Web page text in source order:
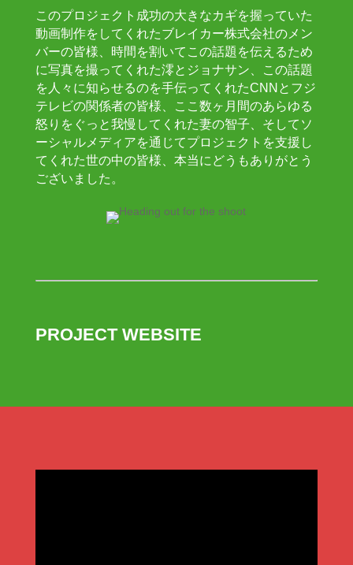
このプロジェクト成功の大きなカギを握っていた
動画制作をしてくれたブレイカー株式会社のメン
バーの皆様、時間を割いてこの話題を伝えるため
に写真を撮ってくれた澪とジョナサン、この話題
を人々に知らせるのを手伝ってくれたCNNとフジ
テレビの関係者の皆様、ここ数ヶ月間のあらゆる
怒りをぐっと我慢してくれた妻の智子、そしてソ
ーシャルメディアを通じてプロジェクトを支援し
てくれた世の中の皆様、本当にどうもありがとう
ございました。
PROJECT WEBSITE